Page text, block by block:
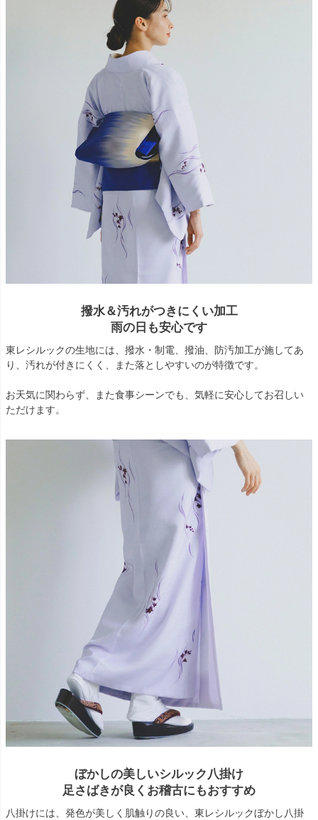
撥水＆汚れがつきにくい加工
雨の日も安心です
東レシルックの生地には、撥水・制電、撥油、防汚加工が施してあ
り、汚れが付きにくく、また落としやすいのが特徴です。
お天気に関わらず、また食事シーンでも、気軽に安心してお召しい
ただけます。
ぼかしの美しいシルック八掛け
足さばきが良くお稽古にもおすすめ
八掛けには、発色が美しく肌触りの良い、東レシルックぼかし八掛